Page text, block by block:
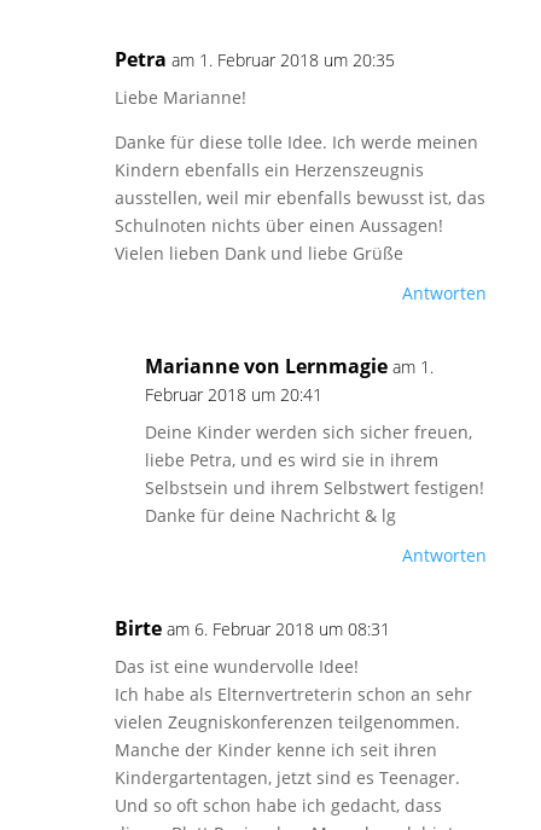
Petra am 1. Februar 2018 um 20:35
Liebe Marianne!
Danke für diese tolle Idee. Ich werde meinen
Kindern ebenfalls ein Herzenszeugnis
ausstellen, weil mir ebenfalls bewusst ist, das
Schulnoten nichts über einen Aussagen!
Vielen lieben Dank und liebe Grüße
Antworten
Marianne von Lernmagie am 1.
Februar 2018 um 20:41
Deine Kinder werden sich sicher freuen,
liebe Petra, und es wird sie in ihrem
Selbstsein und ihrem Selbstwert festigen!
Danke für deine Nachricht & lg
Antworten
Birte am 6. Februar 2018 um 08:31
Das ist eine wundervolle Idee!
Ich habe als Elternvertreterin schon an sehr
vielen Zeugniskonferenzen teilgenommen.
Manche der Kinder kenne ich seit ihren
Kindergartentagen, jetzt sind es Teenager.
Und so oft schon habe ich gedacht, dass